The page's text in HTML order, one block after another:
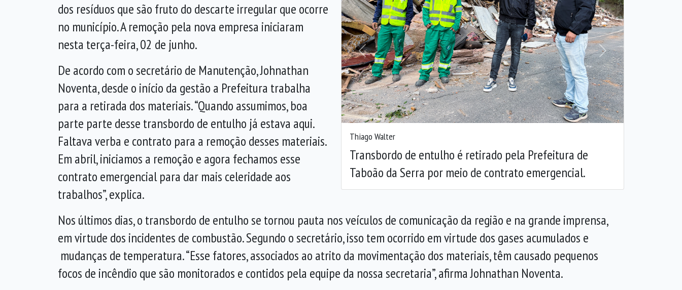
Thiago Walter
Transbordo de entulho é retirado pela Prefeitura de
Taboão da Serra por meio de contrato emergencial.
Anterior Próxima
dos resíduos que são fruto do descarte irregular que ocorre
no município. A remoção pela nova empresa iniciaram
nesta terça-feira, 02 de junho.
De acordo com o secretário de Manutenção, Johnathan
Noventa, desde o início da gestão a Prefeitura trabalha
para a retirada dos materiais. “Quando assumimos, boa
parte parte desse transbordo de entulho já estava aqui.
Faltava verba e contrato para a remoção desses materiais.
Em abril, iniciamos a remoção e agora fechamos esse
contrato emergencial para dar mais celeridade aos
trabalhos”, explica.
Nos últimos dias, o transbordo de entulho se tornou pauta nos veículos de comunicação da região e na grande imprensa,
em virtude dos incidentes de combustão. Segundo o secretário, isso tem ocorrido em virtude dos gases acumulados e
mudanças de temperatura. “Esse fatores, associados ao atrito da movimentação dos materiais, têm causado pequenos
focos de incêndio que são monitorados e contidos pela equipe da nossa secretaria”, afirma Johnathan Noventa.